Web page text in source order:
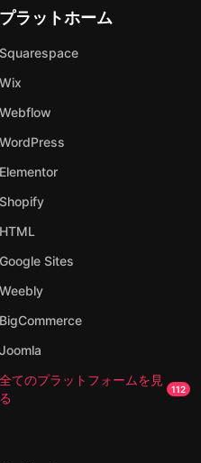
プラットホーム
Squarespace
Wix
Webflow
WordPress
Elementor
Shopify
HTML
Google Sites
Weebly
BigCommerce
Joomla
全てのプラットフォームを見
る
112